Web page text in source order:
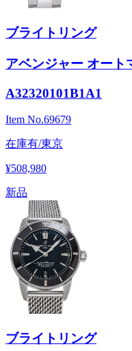
ブライトリング
アベンジャー オー
A32320101B1A1
Item No.69679
在庫有/東京
¥508,980
新品
ブライトリング